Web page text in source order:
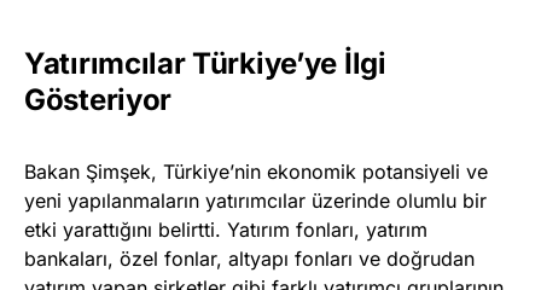
Yatırımcılar Türkiye’ye İlgi
Gösteriyor
Bakan Şimşek, Türkiye’nin ekonomik potansiyeli ve
yeni yapılanmaların yatırımcılar üzerinde olumlu bir
etki yarattığını belirtti. Yatırım fonları, yatırım
bankaları, özel fonlar, altyapı fonları ve doğrudan